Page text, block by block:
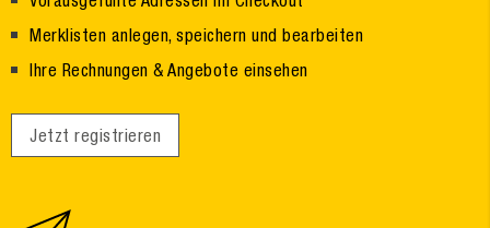
Merklisten anlegen, speichern und bearbeiten
Ihre Rechnungen & Angebote einsehen
Jetzt registrieren